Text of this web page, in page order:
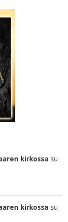
kirkossa su
kirkossa su